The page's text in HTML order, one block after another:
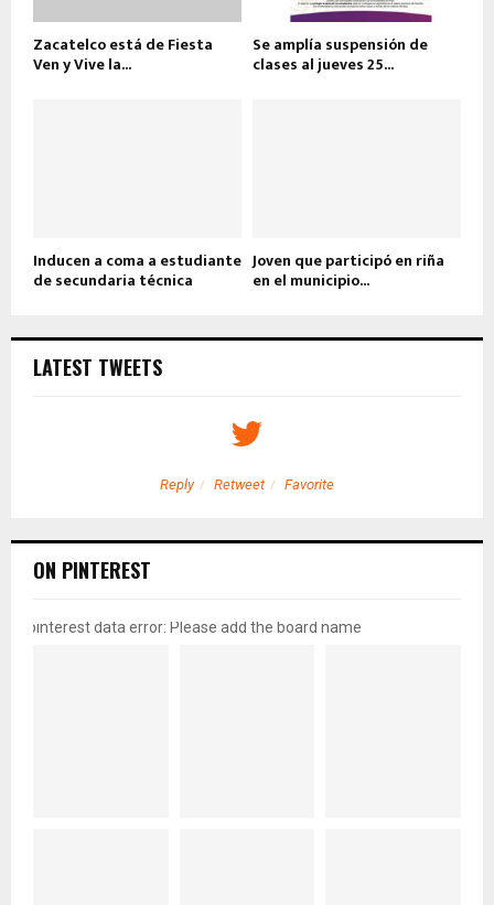
Zacatelco está de Fiesta
Ven y Vive la...
Se amplía suspensión de
clases al jueves 25...
Inducen a coma a estudiante
de secundaria técnica
Joven que participó en riña
en el municipio...
LATEST TWEETS
Reply Retweet Favorite
ON PINTEREST
pinterest data error: Please add the board name